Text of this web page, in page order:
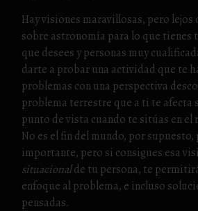
Hay visiones maravillosas, pero lejos
sobre astronomía para lo que tienes
que desees y personas muy
darte a probar una actividad que te
problemas con una perspectiva
problema terrestre que a ti te afecta
punto de vista cuando te sitúas en el
No es el fin del mundo, por supuesto,
importante, pero si consigues esa
situacionalde tu persona, te
enfoque al problema, e incluso
pensadas.